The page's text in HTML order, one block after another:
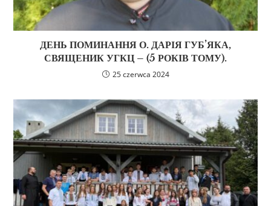
ДЕНЬ ПОМИНАННЯ О. ДАРІЯ ГУБ’ЯКА,
СВЯЩЕНИК УГКЦ – (5 РОКІВ ТОМУ).
25 czerwca 2024